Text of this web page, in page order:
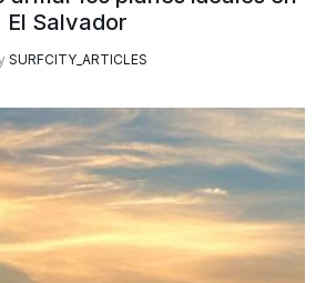
El Salvador
SURFCITY_ARTICLES